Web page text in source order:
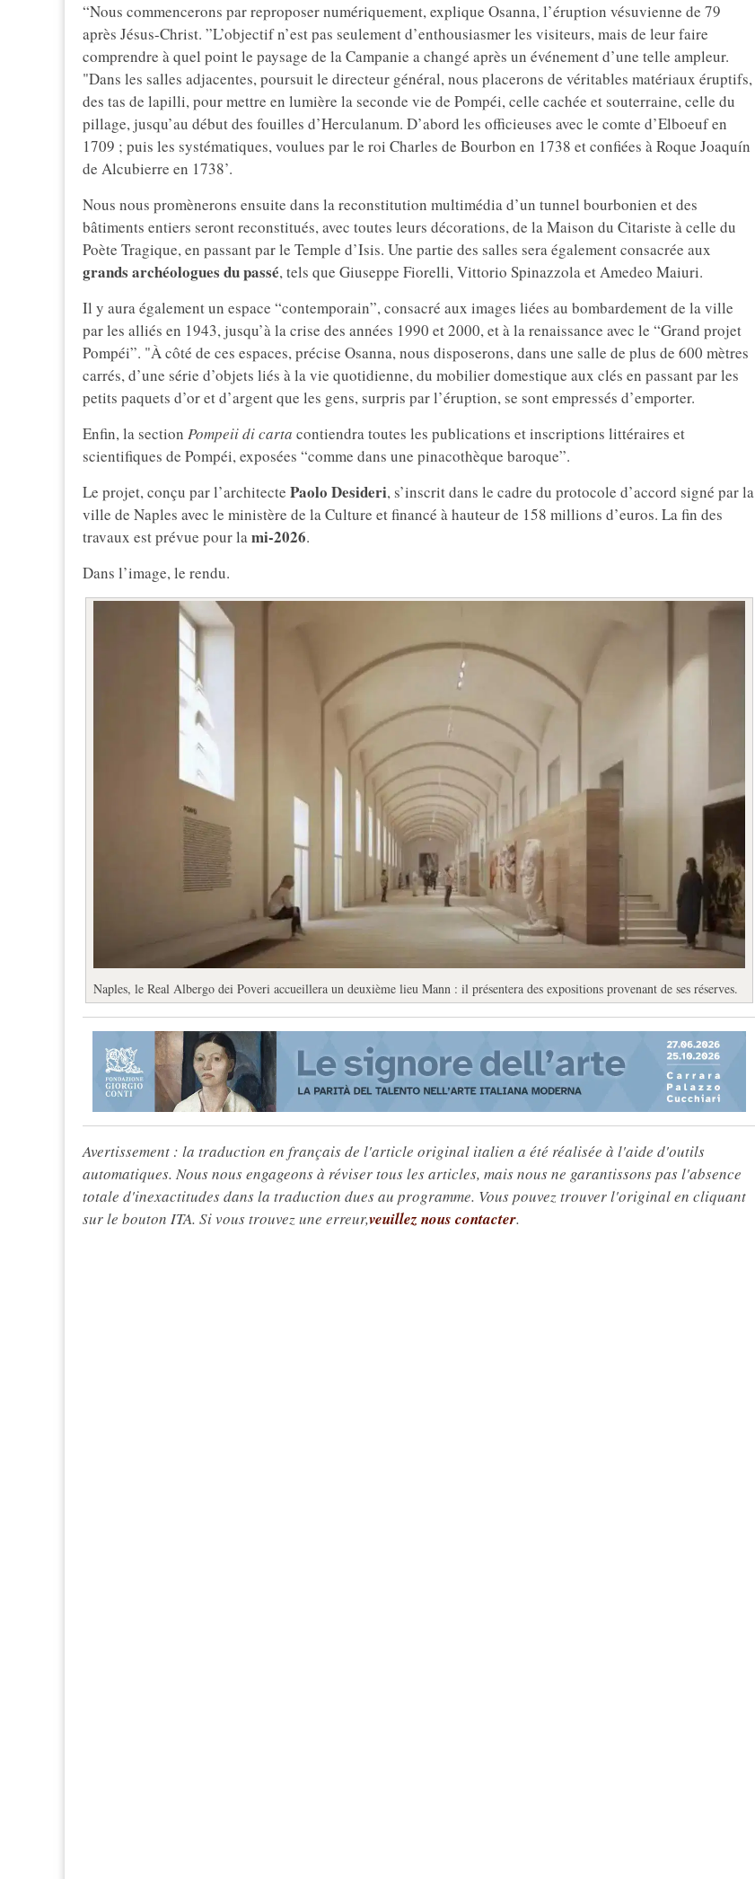
“Nous commencerons par reproposer numériquement, explique Osanna, l’éruption vésuvienne de 79
après Jésus-Christ. ”L’objectif n’est pas seulement d’enthousiasmer les visiteurs, mais de leur faire
comprendre à quel point le paysage de la Campanie a changé après un événement d’une telle ampleur.
"Dans les salles adjacentes, poursuit le directeur général, nous placerons de véritables matériaux éruptifs,
des tas de lapilli, pour mettre en lumière la seconde vie de Pompéi, celle cachée et souterraine, celle du
pillage, jusqu’au début des fouilles d’Herculanum. D’abord les officieuses avec le comte d’Elboeuf en
1709 ; puis les systématiques, voulues par le roi Charles de Bourbon en 1738 et confiées à Roque Joaquín
de Alcubierre en 1738’.
Nous nous promènerons ensuite dans la reconstitution multimédia d’un tunnel bourbonien et des
bâtiments entiers seront reconstitués, avec toutes leurs décorations, de la Maison du Citariste à celle du
Poète Tragique, en passant par le Temple d’Isis. Une partie des salles sera également consacrée aux
grands archéologues du passé, tels que Giuseppe Fiorelli, Vittorio Spinazzola et Amedeo Maiuri.
Il y aura également un espace “contemporain”, consacré aux images liées au bombardement de la ville
par les alliés en 1943, jusqu’à la crise des années 1990 et 2000, et à la renaissance avec le “Grand projet
Pompéi”. "À côté de ces espaces, précise Osanna, nous disposerons, dans une salle de plus de 600 mètres
carrés, d’une série d’objets liés à la vie quotidienne, du mobilier domestique aux clés en passant par les
petits paquets d’or et d’argent que les gens, surpris par l’éruption, se sont empressés d’emporter.
Enfin, la section Pompeii di carta contiendra toutes les publications et inscriptions littéraires et
scientifiques de Pompéi, exposées “comme dans une pinacothèque baroque”.
Le projet, conçu par l’architecte Paolo Desideri, s’inscrit dans le cadre du protocole d’accord signé par la
ville de Naples avec le ministère de la Culture et financé à hauteur de 158 millions d’euros. La fin des
travaux est prévue pour lami-2026.
Dans l’image, le rendu.
Naples, le Real Albergo dei Poveri accueillera un deuxième lieu Mann : il présentera des expositions provenant de ses réserves.
Avertissement : la traduction en français de l'article original italien a été réalisée à l'aide d'outils
automatiques. Nous nous engageons à réviser tous les articles, mais nous ne garantissons pas l'absence
totale d'inexactitudes dans la traduction dues au programme. Vous pouvez trouver l'original en cliquant
sur le bouton ITA. Si vous trouvez une erreur,veuillez nous contacter.